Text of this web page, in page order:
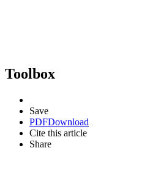
Toolbox
Save
PDFDownload
Cite this article
Share